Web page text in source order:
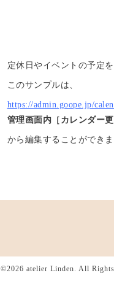
定休日やイベントの予定
このサンプルは、
https://admin.goope.jp/
管理画面内［カレンダー
から編集することができま
©2026 atelier Linden . All